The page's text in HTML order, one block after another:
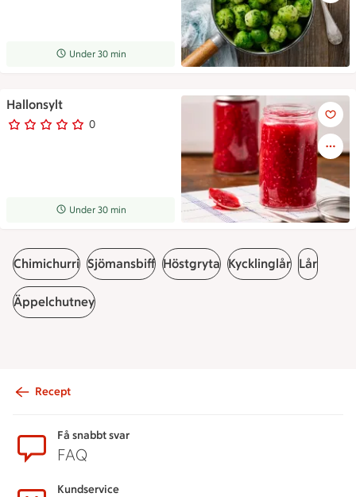
Receptet tar Under 30 min att tillaga
Under 30 min
Hallonsylt
0
0 personer har röstat
Receptet tar Under 30 min att tillaga
Under 30 min
Två glasburkar med
Chimichurri Sjömansbiff Höstgryta Kycklinglår Lår
Äppelchutney
Recept
Få snabbt svar
FAQ
Kundservice